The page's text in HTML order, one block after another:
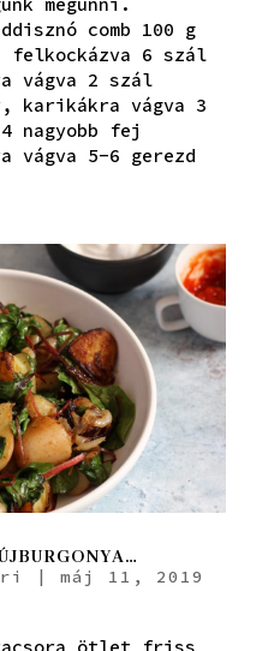
comb 100 g
felkockázva 6 szál
vágva 2 szál
karikákra vágva 3
nagyobb fej
vágva 5-6 gerezd
| máj 11, 2019
ötlet friss